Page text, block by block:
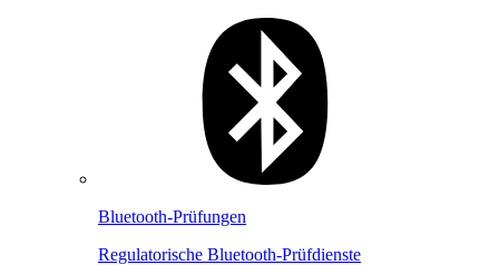
Bluetooth-Prüfungen
Regulatorische Bluetooth-Prüfdienste